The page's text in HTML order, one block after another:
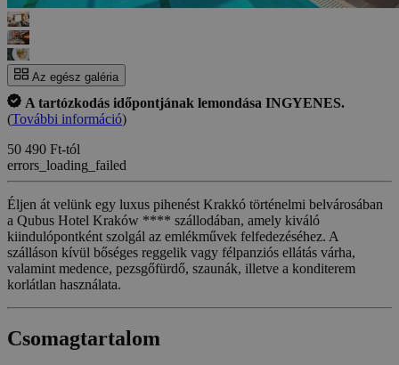
Az egész galéria
A tartózkodás időpontjának lemondása INGYENES.
(További információ)
50 490 Ft-tól
errors_loading_failed
Éljen át velünk egy luxus pihenést Krakkó történelmi belvárosában
a Qubus Hotel Kraków **** szállodában, amely kiváló
kiindulópontként szolgál az emlékművek felfedezéséhez. A
szálláson kívül bőséges reggelik vagy félpanziós ellátás várha,
valamint medence, pezsgőfürdő, szaunák, illetve a konditerem
korlátlan használata.
Csomagtartalom